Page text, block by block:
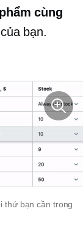
cùng
bạn.
thứ bạn cần trong